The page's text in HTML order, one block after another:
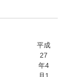
平成
27
年4
月1